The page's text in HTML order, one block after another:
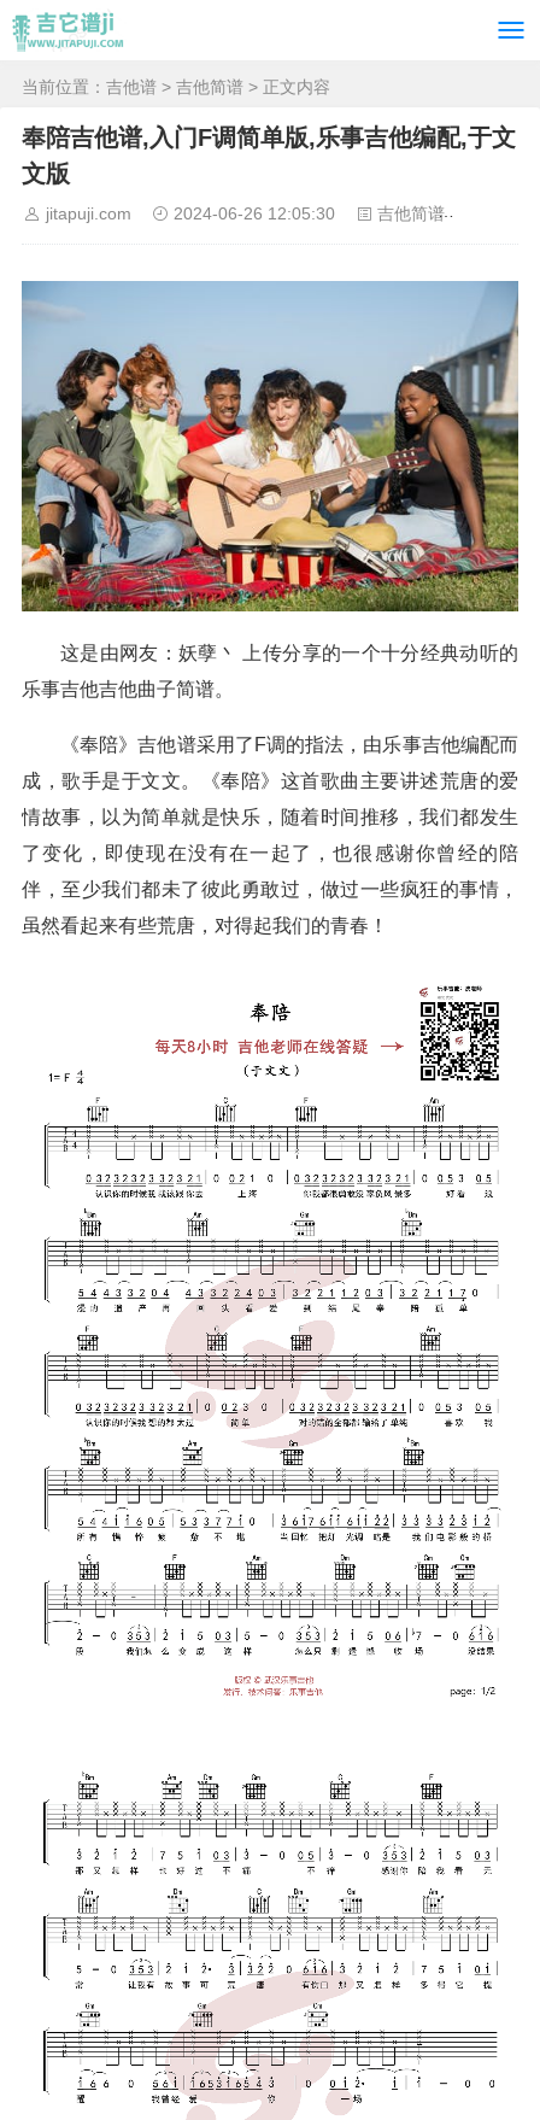
当前位置： 吉他谱 > 吉他简谱 > 正文内容
奉陪吉他谱,入门F调简单版,乐事吉他编配,于文
文版
jitapuji.com 2024-06-26 12:05:30 吉他简谱
这是由网友：妖孽丶 上传分享的一个十分经典动听的
乐事吉他吉他曲子简谱。
《奉陪》吉他谱采用了F调的指法，由乐事吉他编配而
成，歌手是于文文。《奉陪》这首歌曲主要讲述荒唐的爱
情故事，以为简单就是快乐，随着时间推移，我们都发生
了变化，即使现在没有在一起了，也很感谢你曾经的陪
伴，至少我们都未了彼此勇敢过，做过一些疯狂的事情，
虽然看起来有些荒唐，对得起我们的青春！